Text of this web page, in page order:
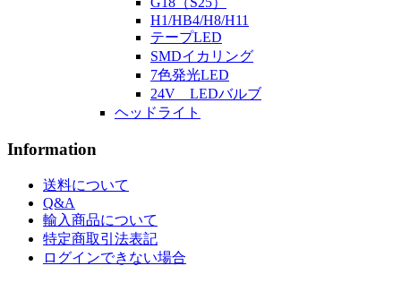
H1/HB4/H8/H11
テープLED
SMDイカリング
7色発光LED
24V LEDバルブ
ヘッドライト
Information
送料について
Q&A
輸入商品について
特定商取引法表記
ログインできない場合